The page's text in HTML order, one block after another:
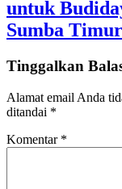
untuk
Sumba Timur
Tinggalkan
Alamat email Anda
ditandai *
Komentar *